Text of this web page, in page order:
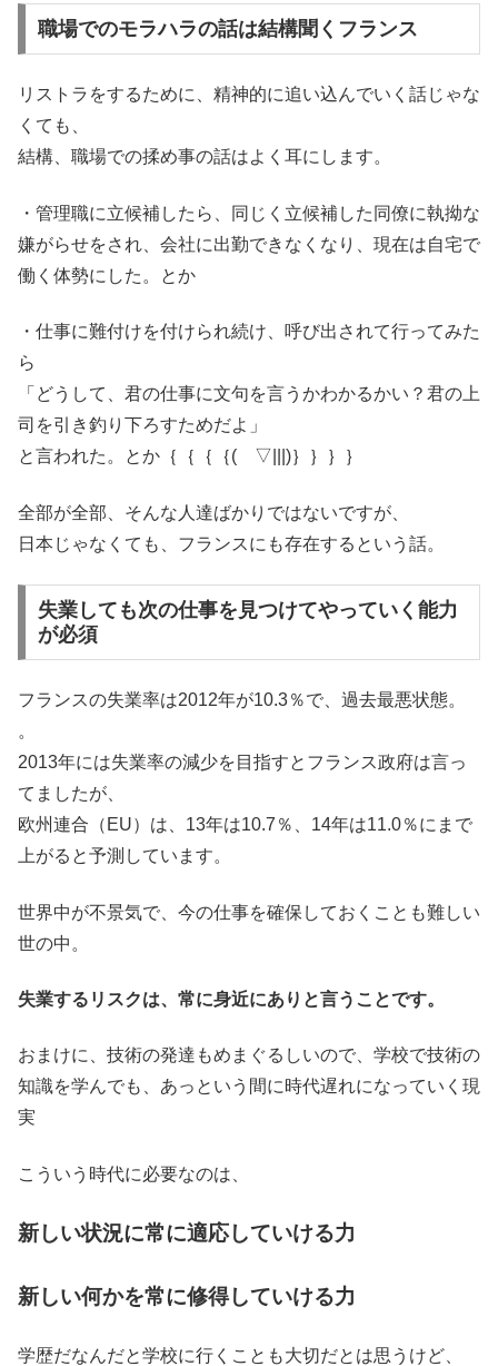
職場でのモラハラの話は結構聞くフランス
リストラをするために、精神的に追い込んでいく話じゃな
くても、
結構、職場での揉め事の話はよく耳にします。
・管理職に立候補したら、同じく立候補した同僚に執拗な
嫌がらせをされ、会社に出勤できなくなり、現在は自宅で
働く体勢にした。とか
・仕事に難付けを付けられ続け、呼び出されて行ってみた
ら
「どうして、君の仕事に文句を言うかわかるかい？君の上
司を引き釣り下ろすためだよ」
と言われた。とか｛｛｛｛( ▽|||)｝｝｝｝
全部が全部、そんな人達ばかりではないですが、
日本じゃなくても、フランスにも存在するという話。
失業しても次の仕事を見つけてやっていく能力
が必須
フランスの失業率は2012年が10.3％で、過去最悪状態。
。
2013年には失業率の減少を目指すとフランス政府は言っ
てましたが、
欧州連合（EU）は、13年は10.7％、14年は11.0％にまで
上がると予測しています。
世界中が不景気で、今の仕事を確保しておくことも難しい
世の中。
失業するリスクは、常に身近にありと言うことです。
おまけに、技術の発達もめまぐるしいので、学校で技術の
知識を学んでも、あっという間に時代遅れになっていく現
実
こういう時代に必要なのは、
新しい状況に常に適応していける力
新しい何かを常に修得していける力
学歴だなんだと学校に行くことも大切だとは思うけど、